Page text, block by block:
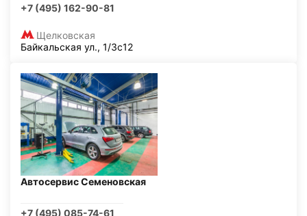
+7 (495) 162-90-81
Щелковская
Байкальская ул., 1/3с12
Автосервис Семеновская
+7 (495) 085-74-61